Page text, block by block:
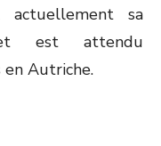
sa
et est attendu
en Autriche.